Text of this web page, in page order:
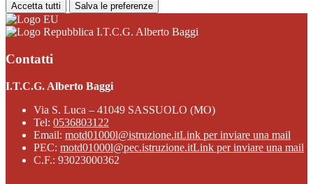
Accetta tutti Salva le preferenze
I.T.C.G. Alberto Baggi
Contatti
I.T.C.G. Alberto Baggi
Via S. Luca – 41049 SASSUOLO (MO)
Tel: 0536803122
Email: motd01000l@istruzione.itLink per inviare una mail
PEC: motd01000l@pec.istruzione.itLink per inviare una mail
C.F.: 93023000362